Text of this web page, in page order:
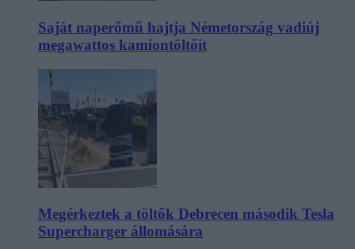
Saját naperőmű hajtja Németország vadiúj
megawattos kamiontöltőit
Megérkeztek a töltők Debrecen második Tesla
Supercharger állomására